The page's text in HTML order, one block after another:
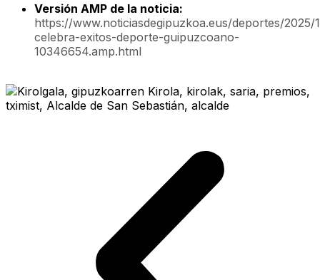
Versión AMP de la noticia:
https://www.noticiasdegipuzkoa.eus/deportes/2025/
celebra-exitos-deporte-guipuzcoano-
10346654.amp.html